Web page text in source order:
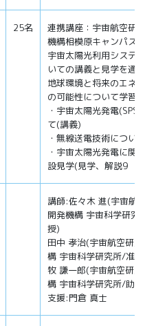
25名
連携講座：宇宙航空研
機構相模原キャンパス
宇宙太陽光利用システ
いての講義と見学を通
地球環境と将来のエネ
の可能性について学習
・宇宙太陽光発電
て(講義)
・無線送電技術につい
・宇宙太陽光発電に関
設見学(見学、解説9
講師:佐々木 進(宇宙航
開発機構 宇宙科学研究
授)
田中 孝治(宇宙航空研
構 宇宙科学研究所/准
牧 謙一郎(宇宙航空研
構 宇宙科学研究所/助
支援:門倉 真士